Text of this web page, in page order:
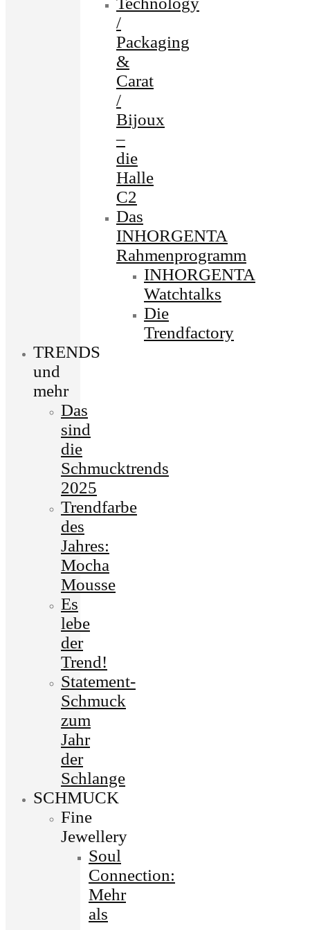
/
Packaging
&
Carat
/
Bijoux
–
die
Halle
C2
Das
INHORGENTA
Rahmenprogramm
INHORGENTA
Watchtalks
Die
Trendfactory
TRENDS
und
mehr
Das
sind
die
Schmucktrends
2025
Trendfarbe
des
Jahres:
Mocha
Mousse
Es
lebe
der
Trend!
Statement-
Schmuck
zum
Jahr
der
Schlange
SCHMUCK
Fine
Jewellery
Soul
Connection:
Mehr
als